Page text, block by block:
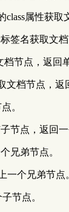
class属性获
签名获取文
档节点，返回
文档节点，返
。
节点，返回一
兄弟节点。
一个兄弟节点
节点。